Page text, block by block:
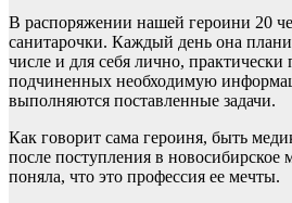
В распоряжении нашей героини 20
санитарочки. Каждый день она
числе и для себя лично,
подчиненных необходимую
выполняются поставленные задачи.
Как говорит сама героиня, быть
после поступления в
поняла, что это профессия ее мечты.